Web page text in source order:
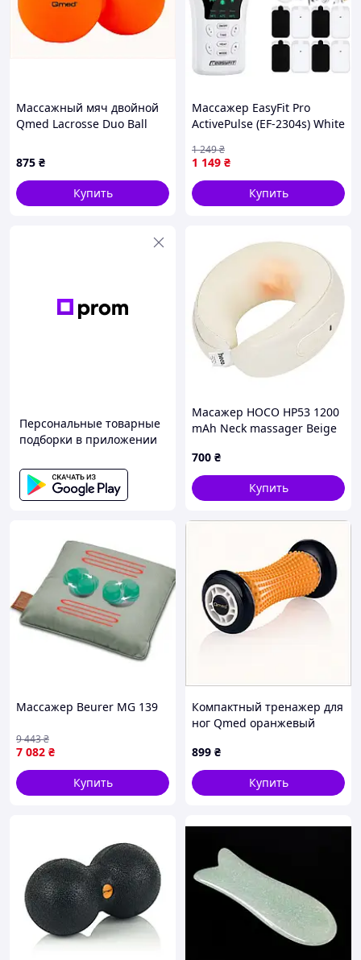
Массажный мяч двойной
Qmed Lacrosse Duo Ball
875 ₴
Купить
Массажер EasyFit Pro
ActivePulse (EF-2304s) White
1 149 ₴
1 249₴
Купить
Персональные товарные
подборки в приложении
Масажер HOCO HP53 1200
mAh Neck massager Beige
700 ₴
Купить
Массажер Beurer MG 139
7 082 ₴
9 443₴
Купить
Компактный тренажер для
ног Qmed оранжевый
899 ₴
Купить